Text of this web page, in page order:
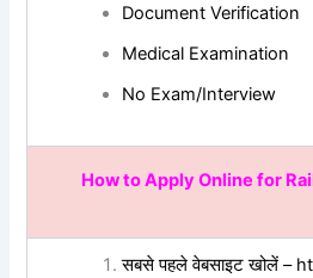
Document Verification
Medical Examination
No Exam/Interview
How to Apply Online for
सबसे पहले वेबसाइट खोलें –